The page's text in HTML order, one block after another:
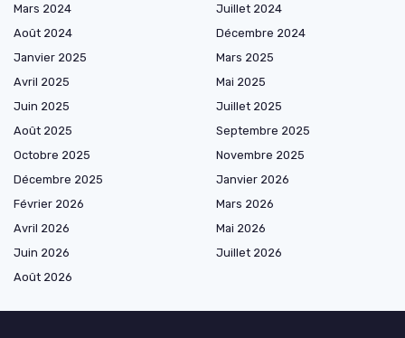
Mars 2024
Juillet 2024
Août 2024
Décembre 2024
Janvier 2025
Mars 2025
Avril 2025
Mai 2025
Juin 2025
Juillet 2025
Août 2025
Septembre 2025
Octobre 2025
Novembre 2025
Décembre 2025
Janvier 2026
Février 2026
Mars 2026
Avril 2026
Mai 2026
Juin 2026
Juillet 2026
Août 2026